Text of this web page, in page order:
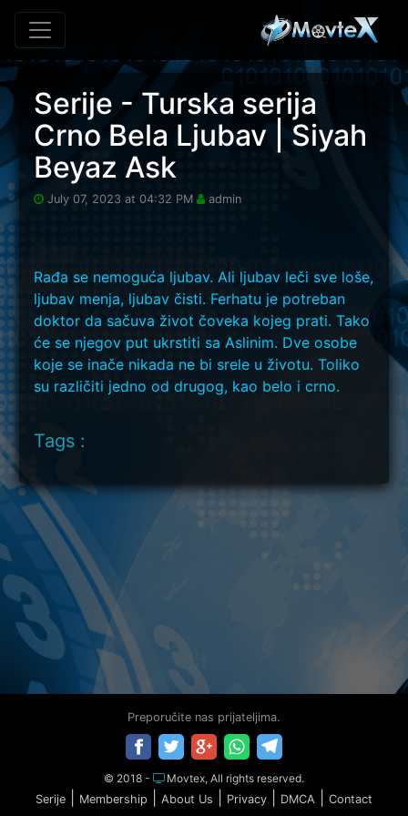
Skip to main content
Serije - Turska serija
Crno Bela Ljubav | Siyah
Beyaz Ask
July 07, 2023 at 04:32 PM admin
Rađa se nemoguća ljubav. Ali ljubav leči sve loše,
ljubav menja, ljubav čisti. Ferhatu je potreban
doktor da sačuva život čoveka kojeg prati. Tako
će se njegov put ukrstiti sa Aslinim. Dve osobe
koje se inače nikada ne bi srele u životu. Toliko
su različiti jedno od drugog, kao belo i crno.
Tags :
Preporučite nas prijateljima.
© 2018 -
Movtex, All rights reserved.
Serije
Membership About Us Privacy DMCA Contact